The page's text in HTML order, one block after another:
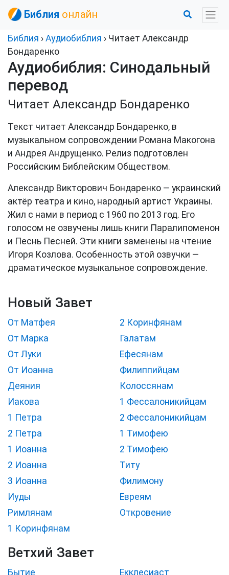
Библия онлайн
Библия › Аудиобиблия › Читает Александр
Бондаренко
Аудиобиблия: Синодальный
перевод
Читает Александр Бондаренко
Текст читает Александр Бондаренко, в
музыкальном сопровождении Романа Макогона
и Андрея Андрущенко. Релиз подготовлен
Российским Библейским Обществом.
Александр Викторович Бондаренко — украинский
актёр театра и кино, народный артист Украины.
Жил с нами в период с 1960 по 2013 год. Его
голосом не озвучены лишь книги Паралипоменон
и Песнь Песней. Эти книги заменены на чтение
Игоря Козлова. Особенность этой озвучки —
драматическое музыкальное сопровождение.
Новый Завет
От Матфея
От Марка
От Луки
От Иоанна
Деяния
Иакова
1 Петра
2 Петра
1 Иоанна
2 Иоанна
3 Иоанна
Иуды
Римлянам
1 Коринфянам
2 Коринфянам
Галатам
Ефесянам
Филиппийцам
Колоссянам
1 Фессалоникийцам
2 Фессалоникийцам
1 Тимофею
2 Тимофею
Титу
Филимону
Евреям
Откровение
Ветхий Завет
Бытие
Екклесиаст